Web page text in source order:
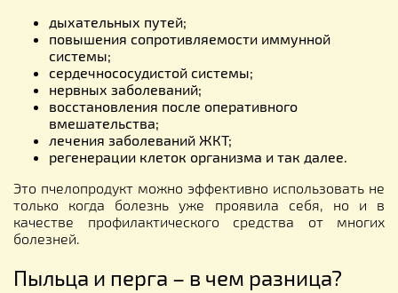
дыхательных путей;
повышения сопротивляемости иммунной
системы;
сердечнососудистой системы;
нервных заболеваний;
восстановления после оперативного
вмешательства;
лечения заболеваний ЖКТ;
регенерации клеток организма и так далее.
Это пчелопродукт можно эффективно использовать не
только когда болезнь уже проявила себя, но и в
качестве профилактического средства от многих
болезней.
Пыльца и перга – в чем разница?